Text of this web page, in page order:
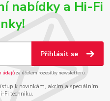
nabídky a Hi-Fi
Přihlásit se
údajůza účelem rozesílky newsletteru.
k novinkám, akcím a speciálním
Fi techniku.